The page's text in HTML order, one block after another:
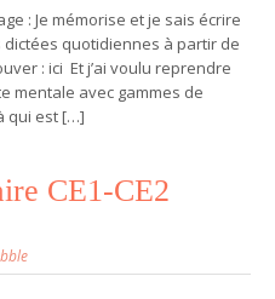
: Je mémorise et je sais écrire
dictées quotidiennes à partir de
: ici Et j’ai voulu reprendre
mentale avec gammes de
qui est […]
CE1-CE2